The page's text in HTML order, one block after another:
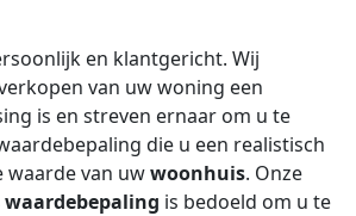
en klantgericht. Wij
van uw woning een
is en streven ernaar om u te
die u een realistisch
waarde van uwwoonhuis. Onze
is bedoeld om u te